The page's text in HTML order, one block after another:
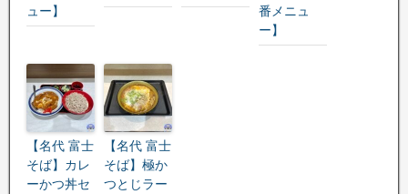
ュー】
番メニュ
ー】
【名代 富士
そば】カレ
ーかつ丼セ
【名代 富士
そば】極か
つとじラー